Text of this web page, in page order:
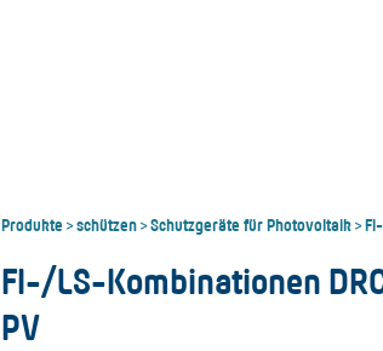
Produkte >schützen>Schutzgeräte für Photovoltaik>
FI-/LS-Kombinationen
PV